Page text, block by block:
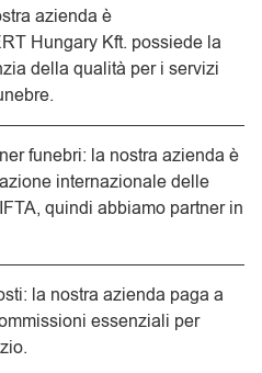
azienda è
Hungary Kft. possiede la
della qualità per i servizi
funebri: la nostra azienda è
internazionale delle
quindi abbiamo partner in
la nostra azienda paga a
essenziali per